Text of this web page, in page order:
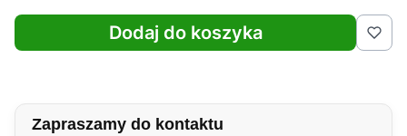
Dodaj do koszyka
Zapraszamy do kontaktu